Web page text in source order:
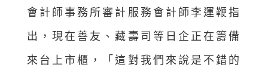
會計師事務所審計服務會計師李運鞭指
出，現在善友、藏壽司等日企正在籌備
來台上市櫃，「這對我們來說是不錯的